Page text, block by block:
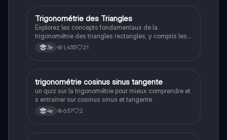
Maths
Trigonométrie des Triangles
Explorez les concepts fondamentaux de la
trigonométrie des triangles rectangles, y compris les
formules de sinus, cosinus et tangente. Ce résumé
aborde les relations entre les côtés et les angles, ainsi
préparation aux examens.
3e 1,455 21
TMaths
trigonométrie cosinus sinus tangente
un quiz sur la trigonométrie pour mieux comprendre et
s entrainer sur cosinus sinus et tangente
4e 637 2